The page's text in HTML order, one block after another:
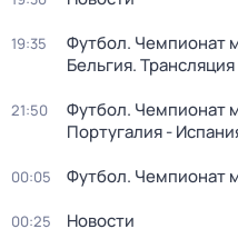
19:35
Футбол. Чемпионат
Бельгия.
21:50
Футбол. Чемпионат
Португалия -
00:05 Футбол. Чемпионат
00:25 Новости